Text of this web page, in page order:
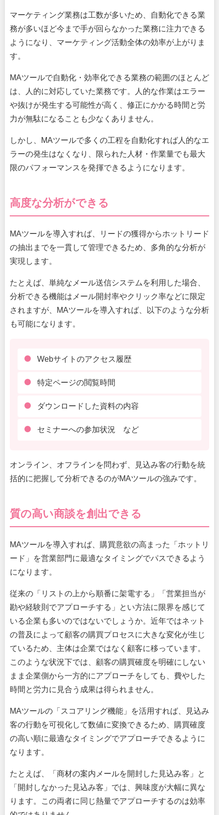
マーケティング業務は工数が多いため、自動化できる業
務が多いほど今まで手が回らなかった業務に注力できる
ようになり、マーケティング活動全体の効率が上がりま
す。
MAツールで自動化・効率化できる業務の範囲のほとんど
は、人的に対応していた業務です。人的な作業はエラー
や抜けが発生する可能性が高く、修正にかかる時間と労
力が無駄になることも少なくありません。
しかし、MAツールで多くの工程を自動化すれば人的なエ
ラーの発生はなくなり、限られた人材・作業量でも最大
限のパフォーマンスを発揮できるようになります。
高度な分析ができる
MAツールを導入すれば、リードの獲得からホットリード
の抽出までを一貫して管理できるため、多角的な分析が
実現します。
たとえば、単純なメール送信システムを利用した場合、
分析できる機能はメール開封率やクリック率などに限定
されますが、MAツールを導入すれば、以下のような分析
も可能になります。
Webサイトのアクセス履歴
特定ページの閲覧時間
ダウンロードした資料の内容
セミナーへの参加状況 など
オンライン、オフラインを問わず、見込み客の行動を統
括的に把握して分析できるのがMAツールの強みです。
質の高い商談を創出できる
MAツールを導入すれば、購買意欲の高まった「ホットリ
ード」を営業部門に最適なタイミングでパスできるよう
になります。
従来の「リストの上から順番に架電する」「営業担当が
勘や経験則でアプローチする」とい方法に限界を感じて
いる企業も多いのではないでしょうか。近年ではネット
の普及によって顧客の購買プロセスに大きな変化が生じ
ているため、主体は企業ではなく顧客に移っています。
このような状況下では、顧客の購買確度を明確にしない
まま企業側から一方的にアプローチをしても、費やした
時間と労力に見合う成果は得られません。
MAツールの「スコアリング機能」を活用すれば、見込み
客の行動を可視化して数値に変換できるため、購買確度
の高い順に最適なタイミングでアプローチできるように
なります。
たとえば、「商材の案内メールを開封した見込み客」と
「開封しなかった見込み客」では、興味度が大幅に異な
ります。この両者に同じ熱量でアプローチするのは効率